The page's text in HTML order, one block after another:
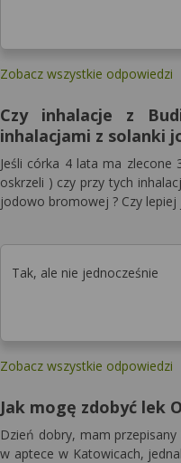
Zobacz wszystkie odpowiedzi
Czy inhalacje z
inhalacjami z solanki
Jeśli córka 4 lata ma zlecone
oskrzeli ) czy przy tych
jodowo bromowej ? Czy lepiej
Tak, ale nie jednocześnie
Zobacz wszystkie odpowiedzi
Jak mogę zdobyć lek
Dzień dobry, mam
w aptece w Katowicach,